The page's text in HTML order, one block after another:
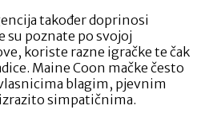
također doprinosi
su poznate po svojoj
koriste razne igračke te čak
Maine Coon mačke često
blagim, pjevnim
simpatičnima.